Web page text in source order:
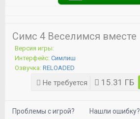
Симс 4 Веселимся вместе
Версия игры:
Интерфейс: Симлиш
Озвучка: RELOADED
Не требуется 15.31 ГБ
Проблемы с игрой? Нашли ошибку?